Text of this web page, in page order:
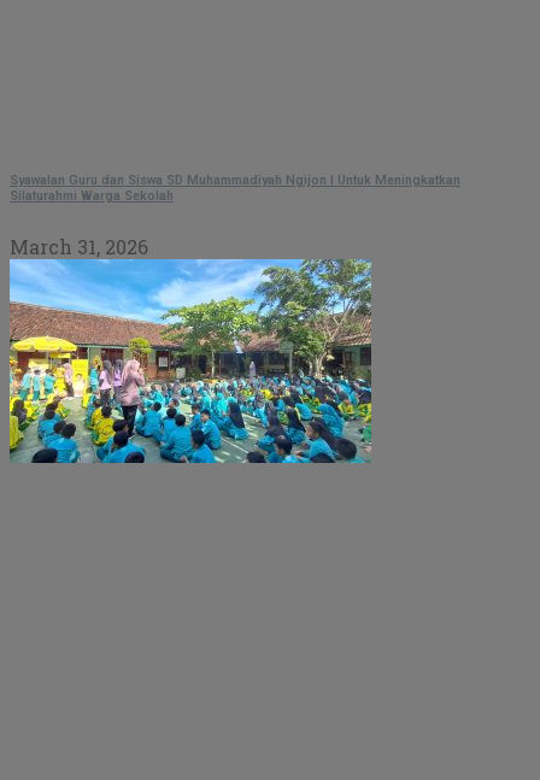
Syawalan Guru dan Siswa SD Muhammadiyah Ngijon I Untuk Meningkatkan
Silaturahmi Warga Sekolah
March 31, 2026